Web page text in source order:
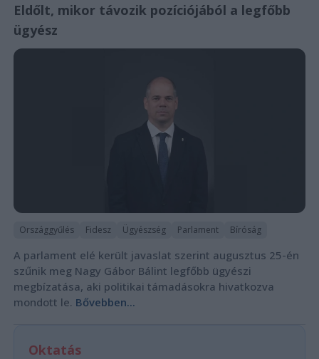
Eldőlt, mikor távozik pozíciójából a legfőbb
ügyész
Országgyűlés Fidesz Ügyészség Parlament Bíróság
A parlament elé került javaslat szerint augusztus 25-én
szűnik meg Nagy Gábor Bálint legfőbb ügyészi
megbízatása, aki politikai támadásokra hivatkozva
mondott le. Bővebben...
Oktatás